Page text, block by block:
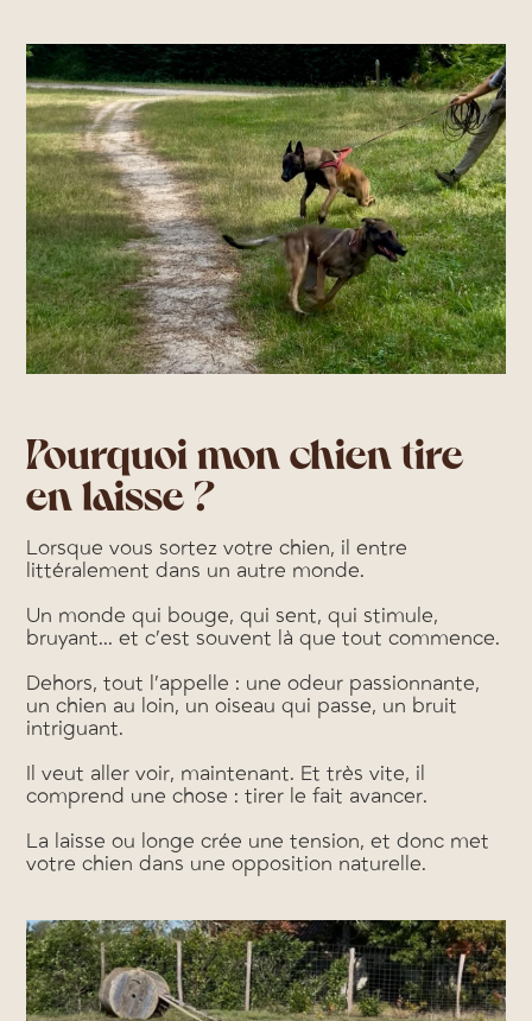
Pourquoi mon chien tire
en laisse ?
Lorsque vous sortez votre chien, il entre
littéralement dans un autre monde.
Un monde qui bouge, qui sent, qui stimule,
bruyant... et c’est souvent là que tout commence.
Dehors, tout l’appelle : une odeur passionnante,
un chien au loin, un oiseau qui passe, un bruit
intriguant.
Il veut aller voir, maintenant. Et très vite, il
comprend une chose : tirer le fait avancer.
La laisse ou longe crée une tension, et donc met
votre chien dans une opposition naturelle.